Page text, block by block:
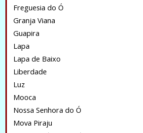
Freguesia do Ó
Granja Viana
Guapira
Lapa
Lapa de Baixo
Liberdade
Luz
Mooca
Nossa Senhora do Ó
Mova Piraju